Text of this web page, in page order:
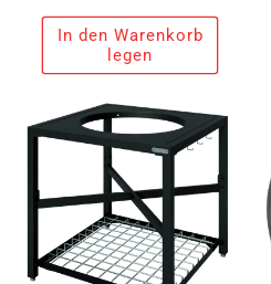
In den Warenkorb
legen